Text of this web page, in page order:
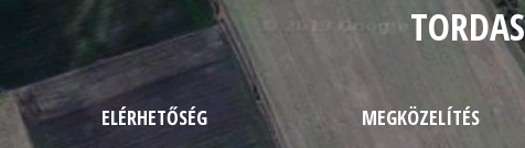
ELÉRHETŐSÉG MEGKÖZELÍTÉS